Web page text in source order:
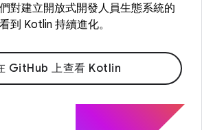
對建立開放式開發人員生態系統的
到 Kotlin 持續進化。
GitHub 上查看 Kotlin